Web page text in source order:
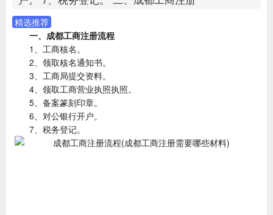
精选推荐
一、成都工商注册流程
1、工商核名。
2、领取核名通知书。
3、工商局提交资料。
4、领取工商营业执照执照。
5、备案篆刻印章。
6、对公银行开户。
7、税务登记。